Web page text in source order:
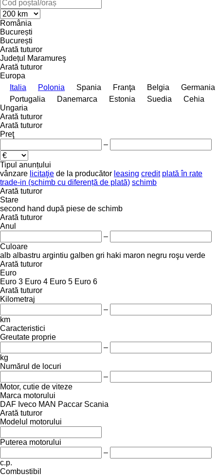
România
București
București
Arată tuturor
Județul Maramureş
Arată tuturor
Europa
Italia
Polonia Spania Franţa Belgia
Germania
Portugalia
Danemarca Estonia Suedia
Cehia
Ungaria
Arată tuturor
Arată tuturor
Preţ
–
Tipul anunțului
vânzare licitaţie de la producător leasing credit plată în rate
trade-in (schimb cu diferență de plată) schimb
Arată tuturor
Stare
second hand după piese de schimb
Arată tuturor
Anul
–
Culoare
alb albastru argintiu galben gri haki maron negru roşu verde
Arată tuturor
Euro
Euro 3 Euro 4 Euro 5 Euro 6
Arată tuturor
Kilometraj
–
km
Caracteristici
Greutate proprie
–
kg
Numărul de locuri
–
Motor, cutie de viteze
Marca motorului
DAF Iveco MAN Paccar Scania
Arată tuturor
Modelul motorului
Puterea motorului
–
c.p.
Combustibil